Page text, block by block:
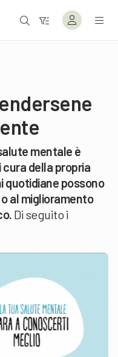
mentale è
della propria
quotidiane possono
al miglioramento
Di seguito i